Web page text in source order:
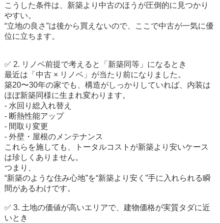
こうした条件は、新築より中古のほうが圧倒的に見つかり
やすい。
“立地の良さ”は後から買えないので、ここで中古が一気に優
位に立ちます。
✅ 2. リノベ前提で考えると「新築同等」になるとき
最近は「中古 × リノベ」が当たり前になりました。
築20〜30年の家でも、構造がしっかりしていれば、内装は
ほぼ新築同様に生まれ変わります。
- 水回り総入れ替え
- 断熱性能アップ
- 間取り変更
- 外壁・屋根のメンテナンス
これらを施しても、トータルコストが新築より安いケース
は珍しくありません。
つまり、
“新築のような住み心地”を“新築より安く”手に入れられる瞬
間があるわけです。
✅ 3. 土地の価値が高いエリアで、建物価格が実質タダに近
いとき